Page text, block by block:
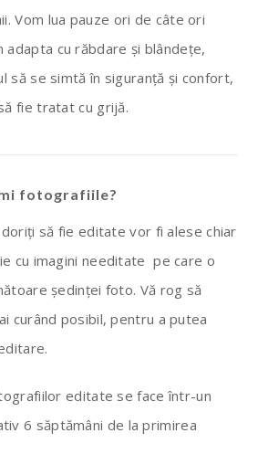
Vom lua pauze ori de câte ori
cu răbdare și blândețe,
să se simtă în siguranță și confort,
fie tratat cu grijă.
fotografiile?
să fie editate vor fi alese chiar
cu imagini needitate pe care o
ședinței foto. Vă rog să
curând posibil, pentru a putea
editate se face într-un
6 săptămâni de la primirea